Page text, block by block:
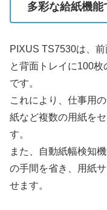
多彩な給紙機
PIXUS TS7530は、
と背面トレイに100
です。
これにより、仕事用
紙など複数の用紙を
す。
また、自動紙幅検知
の手間を省き、用紙
せます。